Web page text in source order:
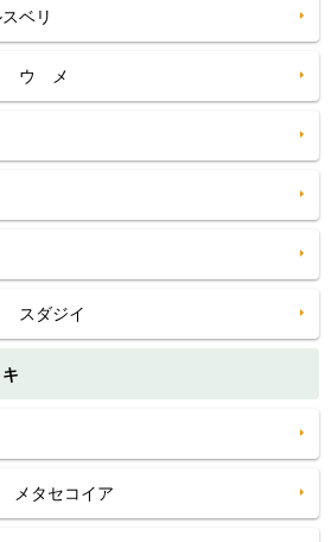
ベリ
ウ メ
スダジイ
メタセコイア